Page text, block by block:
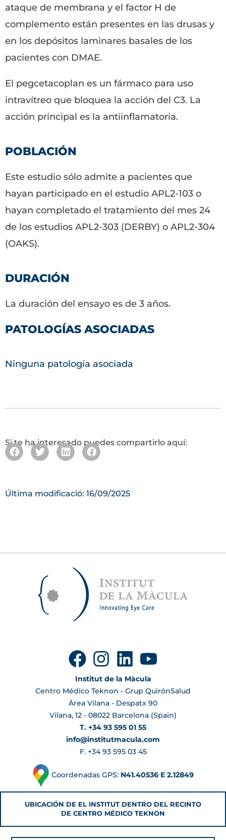
ataque de membrana y el factor H de
complemento están presentes en las drusas y
en los depósitos laminares basales de los
pacientes con DMAE.
El pegcetacoplan es un fármaco para uso
intravítreo que bloquea la acción del C3. La
acción principal es la antiinflamatoria.
POBLACIÓN
Este estudio sólo admite a pacientes que
hayan participado en el estudio APL2-103 o
hayan completado el tratamiento del mes 24
de los estudios APL2-303 (DERBY) o APL2-304
(OAKS).
DURACIÓN
La duración del ensayo es de 3 años.
PATOLOGÍAS ASOCIADAS
Ninguna patología asociada
Si te ha interesado puedes compartirlo aquí:
Última modificació: 16/09/2025
Institut de la Màcula
Centro Médico Teknon - Grup QuirónSalud
Àrea Vilana - Despatx 90
Vilana, 12 - 08022 Barcelona (Spain)
T. +34 93 595 01 55
info@institutmacula.com
F. +34 93 595 03 45
Coordenadas GPS: N41.40536 E 2.12849
UBICACIÓN DE EL INSTITUT DENTRO DEL RECINTO
DE CENTRO MÉDICO TEKNON